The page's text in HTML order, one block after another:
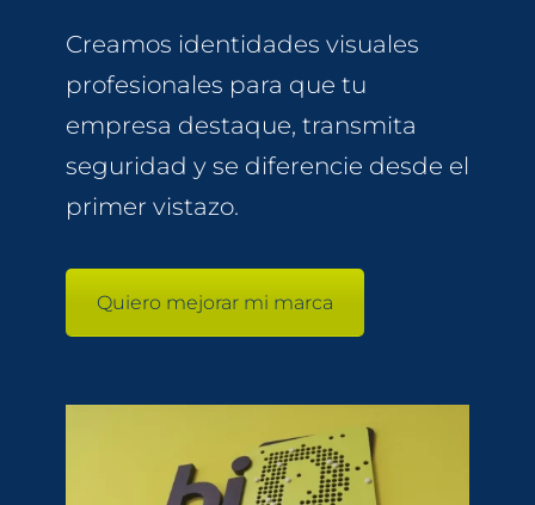
Creamos identidades visuales
profesionales para que tu
empresa destaque, transmita
seguridad y se diferencie desde el
primer vistazo.
Quiero mejorar mi marca